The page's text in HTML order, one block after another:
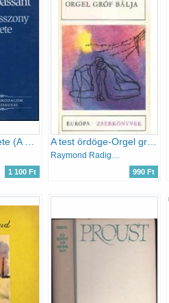
1 100 Ft
A test ördöge-Orgel gróf bálja
Raymond Radiguet
990 Ft